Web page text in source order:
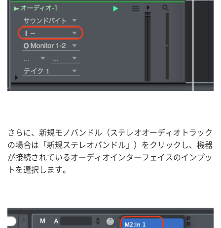
さらに、新規モノバンドル（ステレオオーディオトラック
の場合は「新規ステレオバンドル」）をクリックし、機器
が接続されているオーディオインターフェイスのインプッ
トを選択します。